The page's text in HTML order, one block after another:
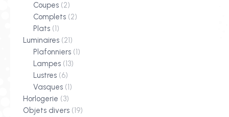
Coupes (2)
Complets (2)
Plats (1)
Luminaires (21)
Plafonniers (1)
Lampes (13)
Lustres (6)
Vasques (1)
Horlogerie (3)
Objets divers (19)